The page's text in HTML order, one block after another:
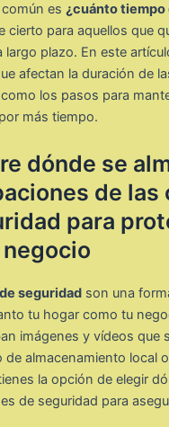
común es¿cuánto tiempo
cierto para aquellos que
largo plazo. En este
afectan la duración de
los pasos para
más tiempo.
dónde se
de las
para
seguridad son una
tu hogar como tu
imágenes y vídeos que
de almacenamiento local
la opción de elegir
de seguridad para